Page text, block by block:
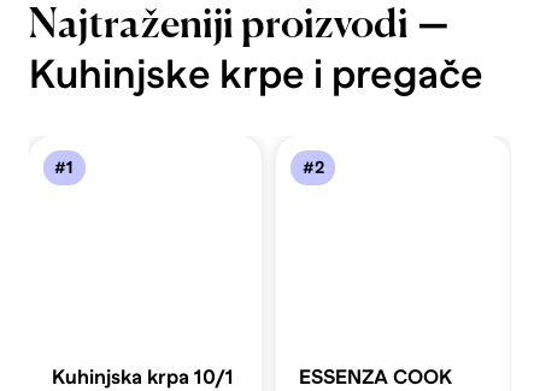
Najtraženiji proizvodi —
Kuhinjske krpe i pregače
#1
Kuhinjska krpa 10/1
#2
ESSENZA COOK